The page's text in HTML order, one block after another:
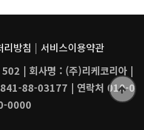
리방침 | 서비스이용약관
| 회사명 : (주)리케코리아 |
841-88-03177 | 연락처 010-0
0000